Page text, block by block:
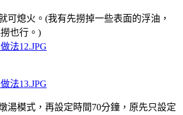
可熄火。(我有先撈掉一些表面的浮油，
也行。)
湯模式，再設定時間70分鐘，原先只設定